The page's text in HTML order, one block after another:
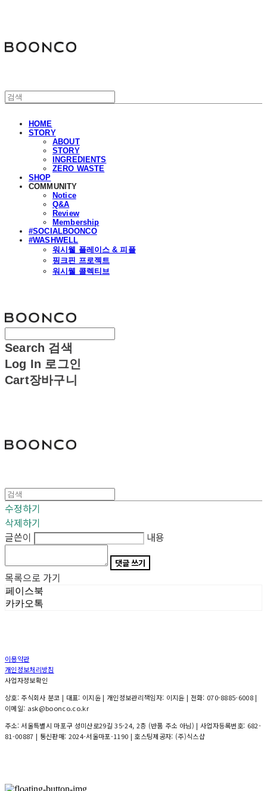
HOME
STORY
ABOUT
STORY
INGREDIENTS
ZERO WASTE
SHOP
COMMUNITY
Notice
Q&A
Review
Membership
#SOCIALBOONCO
#WASHWELL
워시웰 플레이스 & 피플
핑크핀 프로젝트
워시웰 콜렉티브
Search 검색
Log In 로그인
Cart장바구니
수정하기
삭제하기
글쓴이
내용
댓글 쓰기
목록으로 가기
페이스북
카카오톡
이용약관
개인정보처리방침
사업자정보확인
상호: 주식회사 분코 | 대표: 이지윤 | 개인정보관리책임자: 이지윤 | 전화: 070-8885-6008 |
이메일: ask@boonco.co.kr
주소: 서울특별시 마포구 성미산로29길 35-24, 2층 (반품 주소 아님) | 사업자등록번호: 682-
81-00887 | 통신판매: 2024-서울마포-1190 | 호스팅제공자: (주)식스샵